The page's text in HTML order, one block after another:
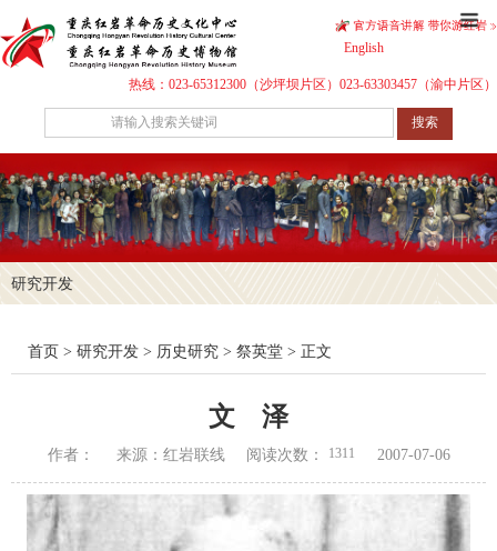
English
热线：023-65312300（沙坪坝片区）023-63303457（渝中片区）
搜索
研究开发
首页 > 研究开发> 历史研究> 祭英堂> 正文
文 泽
作者： 来源：红岩联线 阅读次数： 1311 2007-07-06